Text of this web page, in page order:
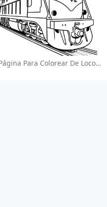
Página Para Colorear De Locomotora Colorida